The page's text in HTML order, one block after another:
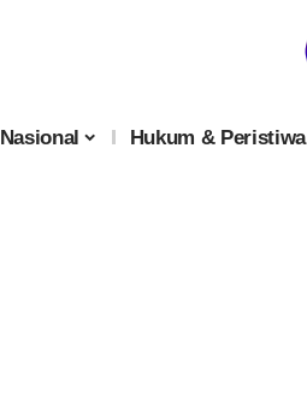
Nasional Hukum & Peristiwa